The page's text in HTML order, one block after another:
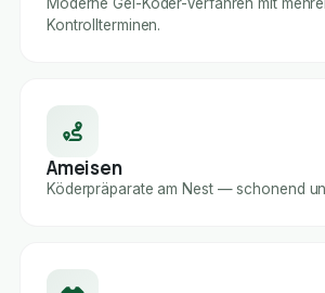
Moderne Gel-Köder-Verfahren mit
Kontrollterminen.
Ameisen
Köderpräparate am Nest — schonend